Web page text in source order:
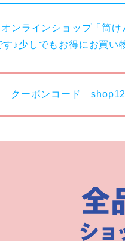
ンラインショップ「筒け
す♪少しでもお得にお買い
クーポンコード